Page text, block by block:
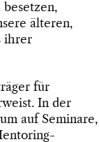
älteren,
ihrer
für
In der
auf Seminare,